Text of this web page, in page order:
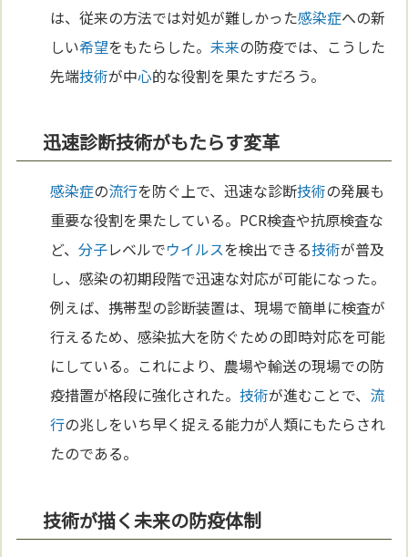
は、従来の方法では対処が難しかった感染症への新
しい希望をもたらした。未来の防疫では、こうした
先端技術が中心的な役割を果たすだろう。
迅速診断技術がもたらす変革
感染症の流行を防ぐ上で、迅速な診断技術の発展も
重要な役割を果たしている。PCR検査や抗原検査な
ど、分子レベルでウイルスを検出できる技術が普及
し、感染の初期段階で迅速な対応が可能になった。
例えば、携帯型の診断装置は、現場で簡単に検査が
行えるため、感染拡大を防ぐための即時対応を可能
にしている。これにより、農場や輸送の現場での防
疫措置が格段に強化された。技術が進むことで、 流
行の兆しをいち早く捉える能力が人類にもたらされ
たのである。
技術が描く未来の防疫体制